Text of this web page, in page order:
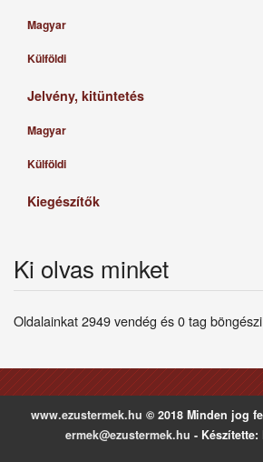
Magyar
Külföldi
Jelvény, kitüntetés
Magyar
Külföldi
Kiegészítők
Ki olvas minket
Oldalainkat 2949 vendég és 0 tag böngészi
www.ezustermek.hu © 2018 Minden jog
ermek@ezustermek.hu -